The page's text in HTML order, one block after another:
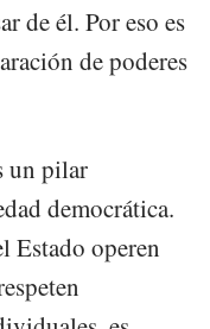
de él. Por eso es
de poderes
un pilar
democrática.
Estado operen